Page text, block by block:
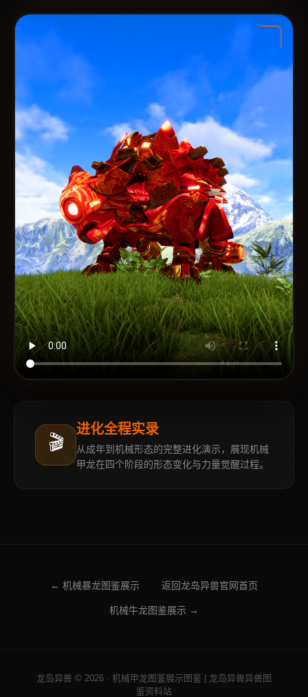
🎬
进化全程实录
从成年到机械形态的完整进化演示，展现机械
甲龙在四个阶段的形态变化与力量觉醒过程。
← 机械暴龙图鉴展示 返回龙岛异兽官网首页
机械牛龙图鉴展示 →
龙岛异兽 © 2026 · 机械甲龙图鉴展示图鉴 | 龙岛异兽异兽图
鉴资料站